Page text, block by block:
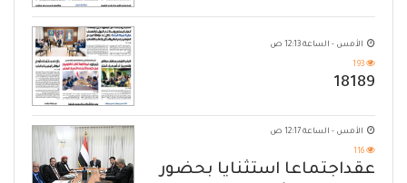
الأمس - الساعة 12:13 ص
193
18189
الأمس - الساعة 12:17 ص
116
عقداجتماعا استثنايا بحضور